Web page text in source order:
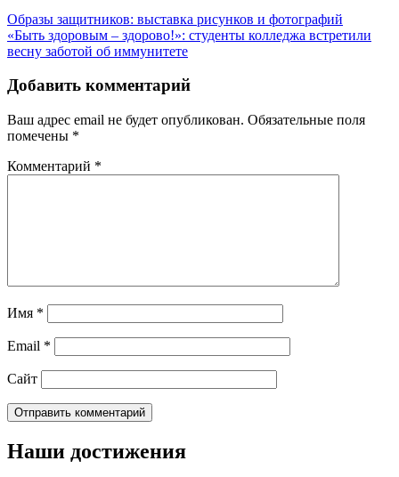
Образы защитников: выставка рисунков и фотографий
«Быть здоровым – здорово!»: студенты колледжа встретили
весну заботой об иммунитете
Добавить комментарий
Ваш адрес email не будет опубликован. Обязательные поля
помечены *
Комментарий *
Имя *
Email *
Сайт
Наши достижения